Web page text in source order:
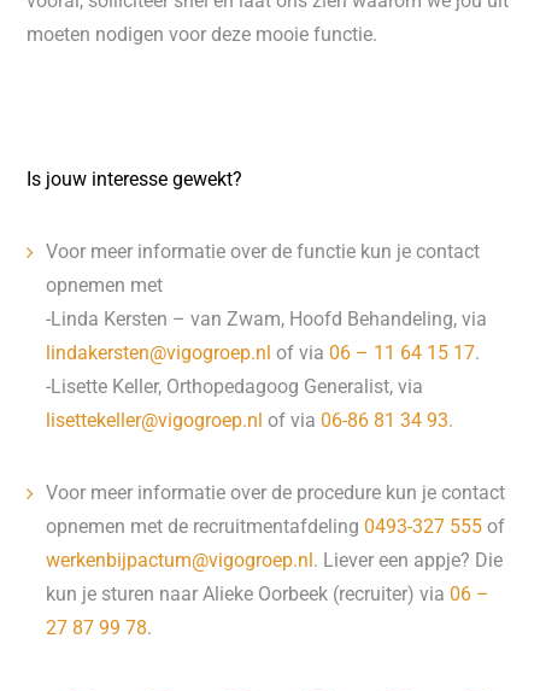
moeten nodigen voor deze mooie functie.
Is jouw interesse gewekt?
Voor meer informatie over de functie kun je contact
opnemen met
-Linda Kersten – van Zwam, Hoofd Behandeling, via
lindakersten@vigogroep.nl of via 06 – 11 64 15 17.
-Lisette Keller, Orthopedagoog Generalist, via
lisettekeller@vigogroep.nl of via 06-86 81 34 93.
Voor meer informatie over de procedure kun je contact
opnemen met de recruitmentafdeling 0493-327 555 of
werkenbijpactum@vigogroep.nl. Liever een appje? Die
kun je sturen naar Alieke Oorbeek (recruiter) via 06 –
27 87 99 78.